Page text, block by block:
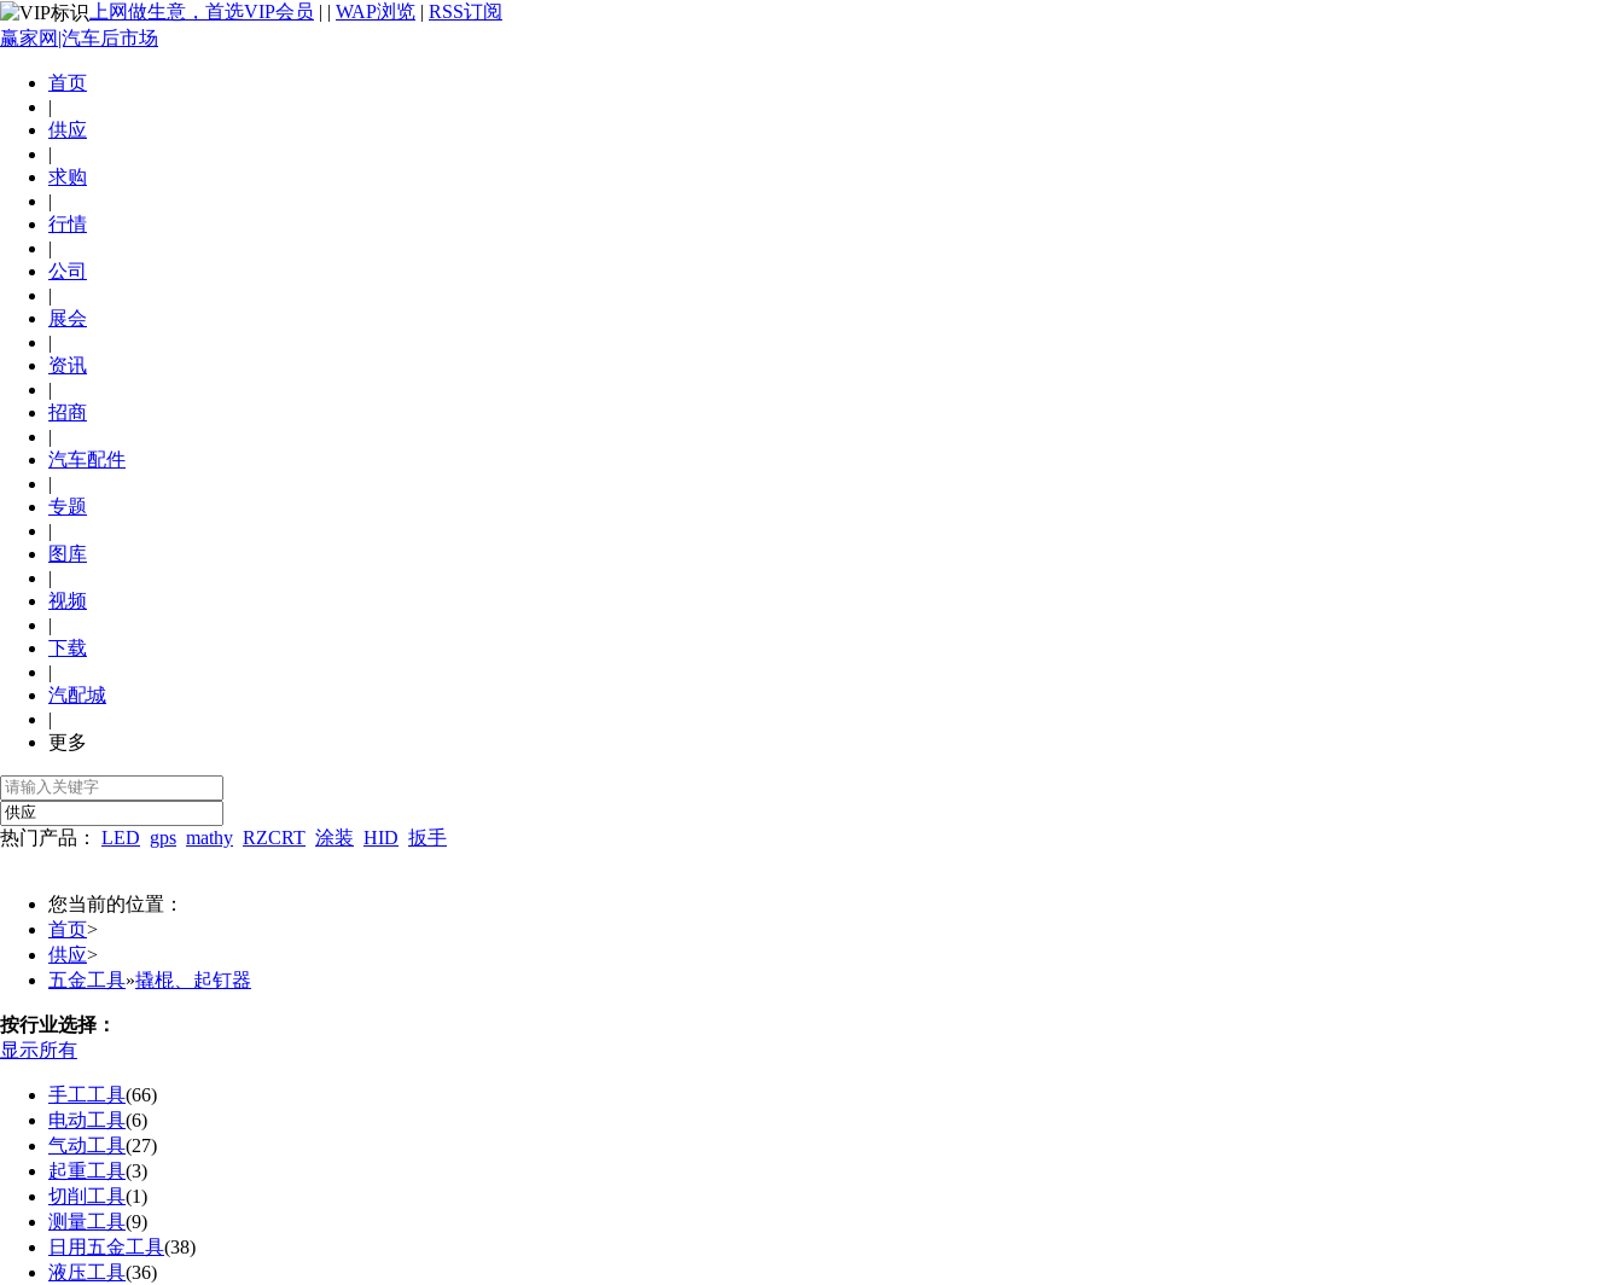
上网做生意，首选VIP会员 | | WAP浏览 | RSS订阅
赢家网|汽车后市场
首页
|
供应
|
求购
|
行情
|
公司
|
展会
|
资讯
|
招商
|
汽车配件
|
专题
|
图库
|
视频
|
下载
|
汽配城
|
更多
热门产品： LED gps mathy RZCRT 涂装 HID 扳手
您当前的位置：
首页>
供应>
五金工具»撬棍、起钉器
按行业选择：
显示所有
手工工具(66)
电动工具(6)
气动工具(27)
起重工具(3)
切削工具(1)
测量工具(9)
日用五金工具(38)
液压工具(36)